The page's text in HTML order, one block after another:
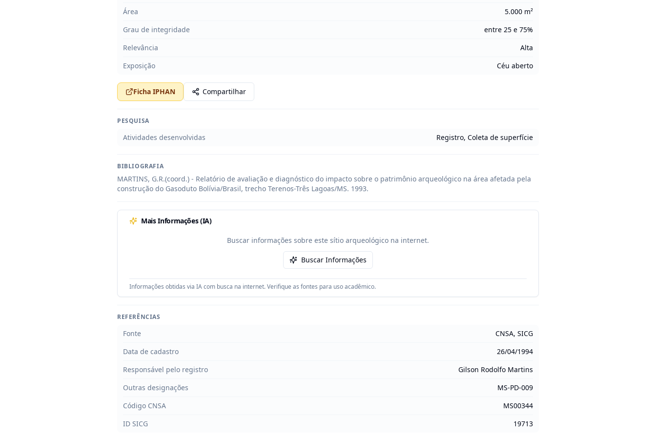
Área
5.000 m²
Grau de integridade
entre 25 e 75%
Relevância
Alta
Exposição
Céu aberto
Ficha IPHAN Compartilhar
PESQUISA
Atividades desenvolvidas Registro, Coleta de superfície
BIBLIOGRAFIA
MARTINS, G.R.(coord.) - Relatório de avaliação e diagnóstico do impacto sobre o patrimônio arqueológico na área afetada pela
construção do Gasoduto Bolívia/Brasil, trecho Terenos-Três Lagoas/MS. 1993.
Mais Informações (IA)
Buscar informações sobre este sítio arqueológico na internet.
Buscar Informações
Informações obtidas via IA com busca na internet. Verifique as fontes para uso acadêmico.
REFERÊNCIAS
Fonte
CNSA, SICG
Data de cadastro
26/04/1994
Responsável pelo registro
Gilson Rodolfo Martins
Outras designações
MS-PD-009
Código CNSA
MS00344
ID SICG
19713